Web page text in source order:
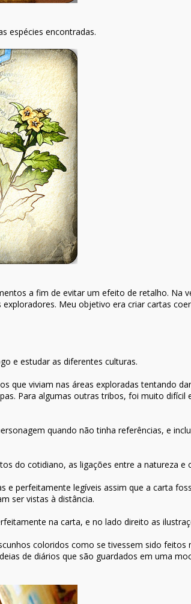
espécies encontradas.
a fim de evitar um efeito de retalho. Na
Meu objetivo era criar cartas
e estudar as diferentes culturas.
que viviam nas áreas exploradas tentando
Para algumas outras tribos, foi muito difícil
quando não tinha referências, e
do cotidiano, as ligações entre a natureza e
e perfeitamente legíveis assim que a carta
ser vistas à distância.
na carta, e no lado direito as
coloridos como se tivessem sido feitos
de diários que são guardados em uma